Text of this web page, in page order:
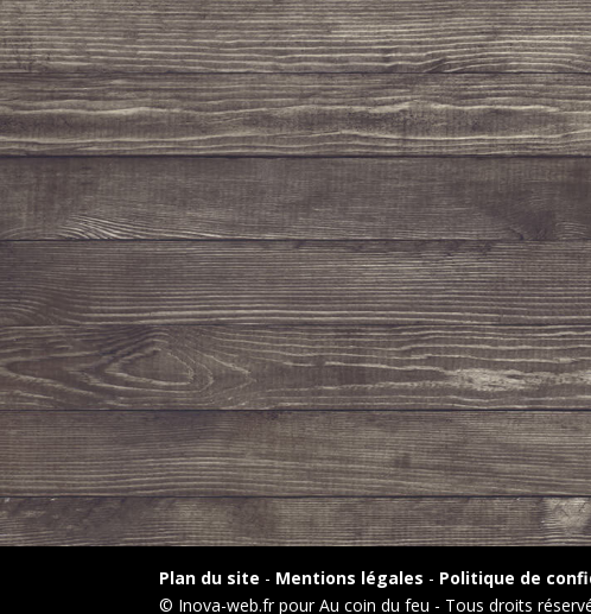
Plan du site - Mentions légales - Politique de
© Inova-web.fr pour Au coin du feu - Tous droits